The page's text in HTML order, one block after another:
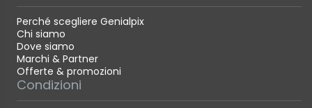
Perché scegliere Genialpix
Chi siamo
Dove siamo
Marchi & Partner
Offerte & promozioni
Condizioni